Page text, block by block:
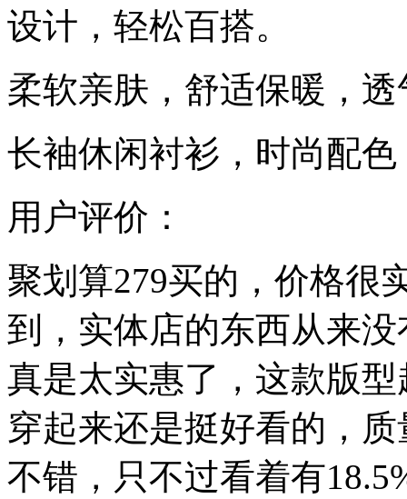
设计，轻松百搭。
柔软亲肤，舒适保暖，
长袖休闲衬衫，时尚配
用户评价：
聚划算279买的，价格很
到，实体店的东西从来
真是太实惠了，这款版
穿起来还是挺好看的，
不错，只不过看着有